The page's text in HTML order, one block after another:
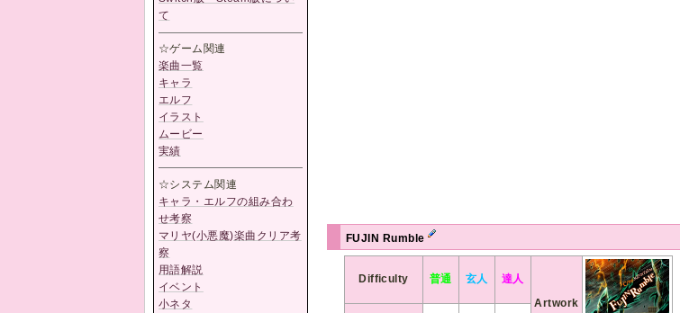
FUJIN Rumble
Difficulty 普通 玄人
達人
Artwork
て
☆ゲーム関連
楽曲一覧
キャラ
エルフ
イラスト
ムービー
実績
☆システム関連
キャラ・エルフの組み合わ
せ考察
マリヤ(小悪魔)楽曲クリア考
察
用語解説
イベント
小ネタ